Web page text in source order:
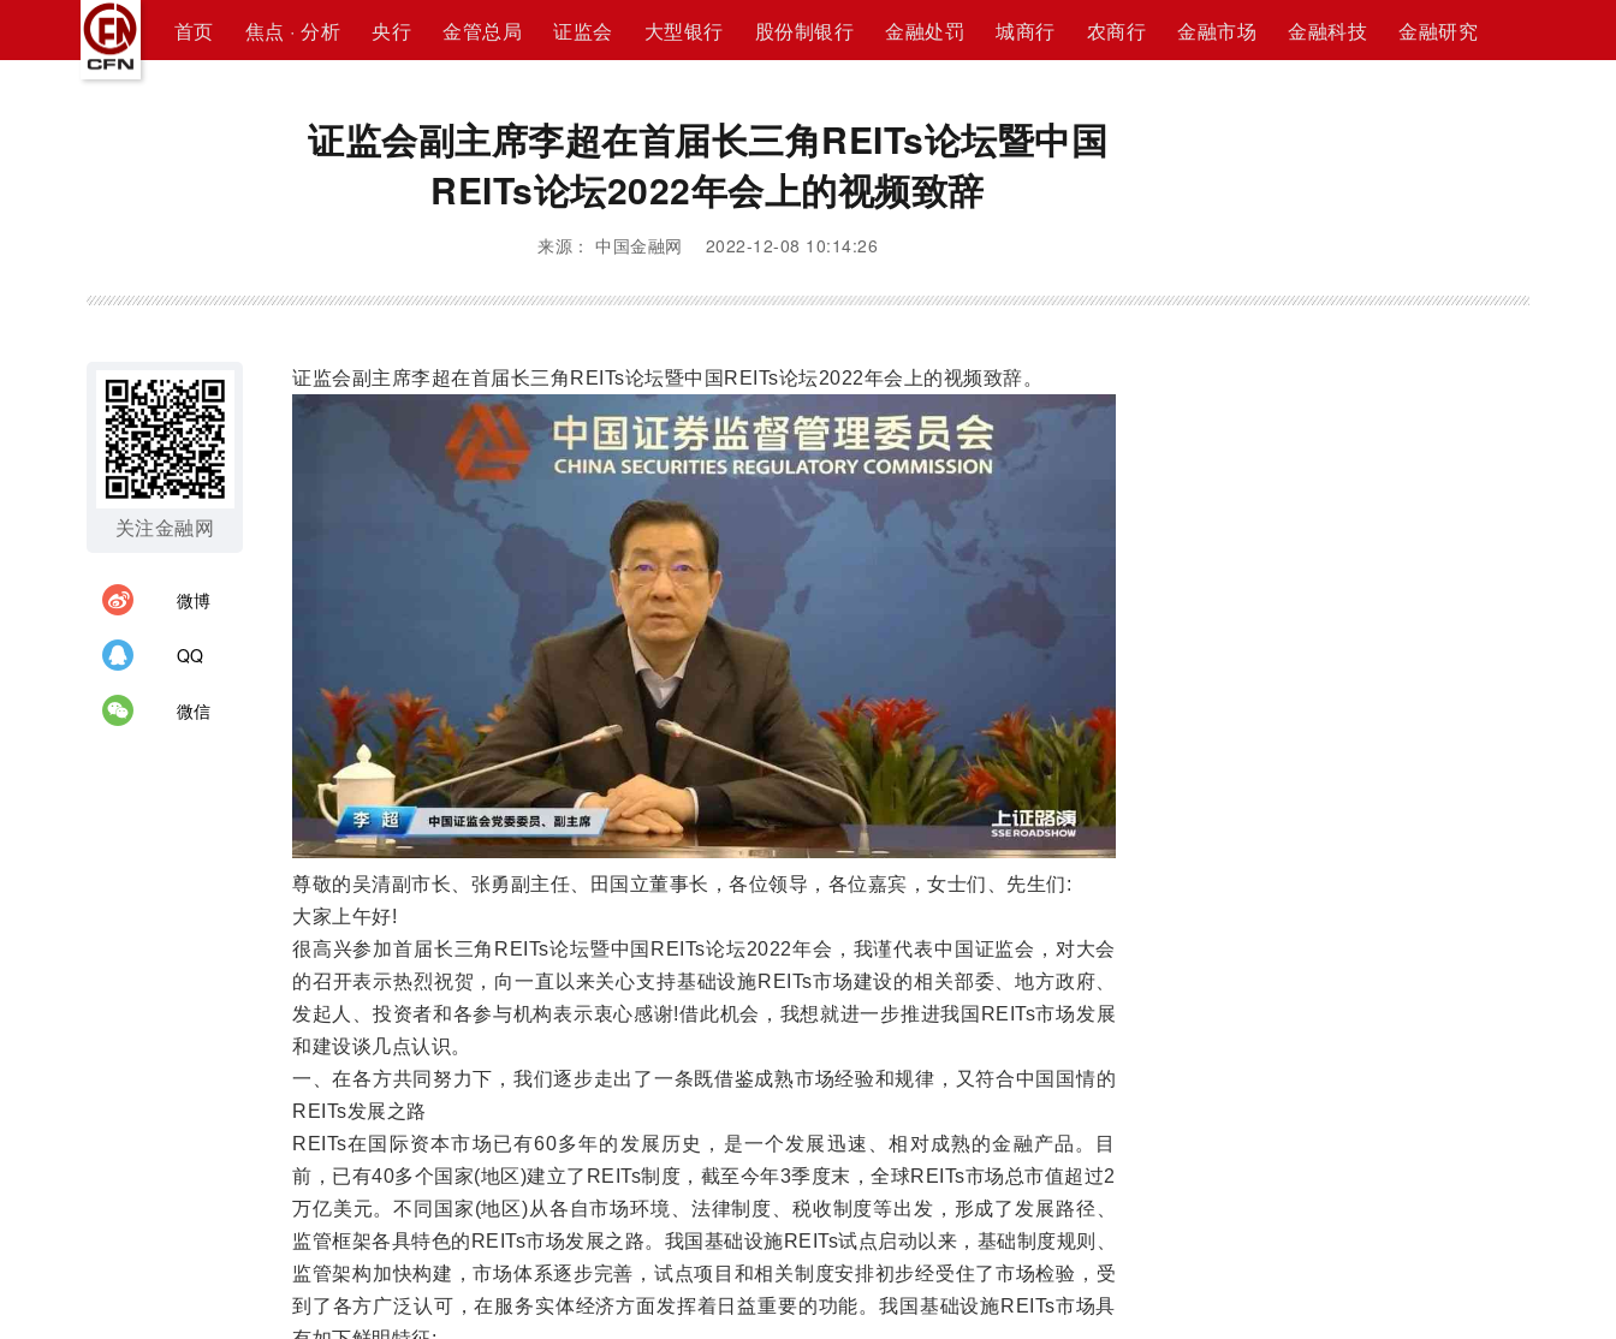
首页 焦点 · 分析 央行 金管总局 证监会 大型银行 股份制银行 金融处罚 城商行 农商行 金融市场 金融科技 金融研究
证监会副主席李超在首届长三角REITs论坛暨中国
REITs论坛2022年会上的视频致辞
来源： 中国金融网 2022-12-08 10:14:26
关注金融网
微博
QQ
微信
证监会副主席李超在首届长三角REITs论坛暨中国REITs论坛2022年会上的视频致辞。
尊敬的吴清副市长、张勇副主任、田国立董事长，各位领导，各位嘉宾，女士们、先生们:
大家上午好!
很高兴参加首届长三角REITs论坛暨中国REITs论坛2022年会，我谨代表中国证监会，对大会
的召开表示热烈祝贺，向一直以来关心支持基础设施REITs市场建设的相关部委、地方政府、
发起人、投资者和各参与机构表示衷心感谢!借此机会，我想就进一步推进我国REITs市场发展
和建设谈几点认识。
一、在各方共同努力下，我们逐步走出了一条既借鉴成熟市场经验和规律，又符合中国国情的
REITs发展之路
REITs在国际资本市场已有60多年的发展历史，是一个发展迅速、相对成熟的金融产品。目
前，已有40多个国家(地区)建立了REITs制度，截至今年3季度末，全球REITs市场总市值超过2
万亿美元。不同国家(地区)从各自市场环境、法律制度、税收制度等出发，形成了发展路径、
监管框架各具特色的REITs市场发展之路。我国基础设施REITs试点启动以来，基础制度规则、
监管架构加快构建，市场体系逐步完善，试点项目和相关制度安排初步经受住了市场检验，受
到了各方广泛认可，在服务实体经济方面发挥着日益重要的功能。我国基础设施REITs市场具